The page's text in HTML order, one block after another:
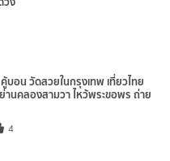
บอน วัดสวยในกรุงเทพ เที่ยวไทย
านคลองสามวา ไหว้พระขอพร ถ่าย
4